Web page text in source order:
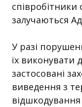
співробітники
залучаються
У разі
їх виконувати
застосовані
виведення з
відшкодування